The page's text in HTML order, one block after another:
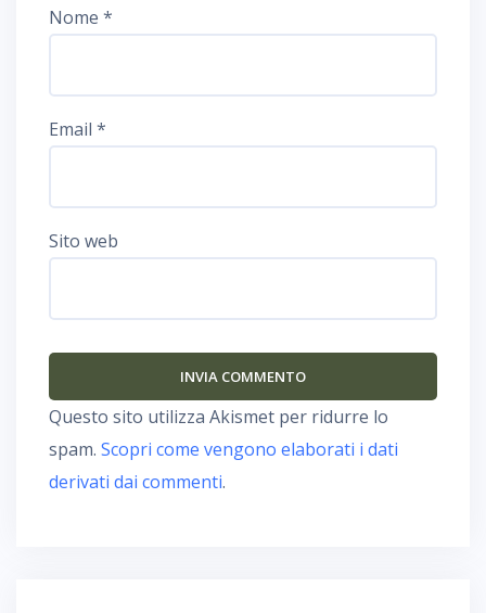
Nome *
Email *
Sito web
Questo sito utilizza Akismet per ridurre lo
spam. Scopri come vengono elaborati i dati
derivati dai commenti.